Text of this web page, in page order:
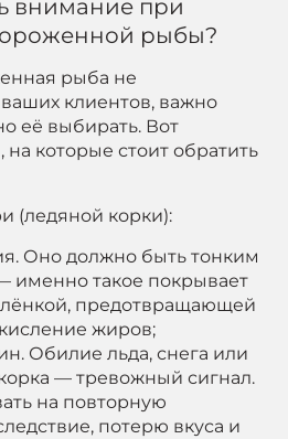
внимание при
рыбы?
рыба не
клиентов, важно
её выбирать. Вот
которые стоит обратить
(ледяной корки):
Оно должно быть тонким
такое покрывает
предотвращающей
жиров;
Обилие льда, снега или
— тревожный сигнал.
на повторную
потерю вкуса и